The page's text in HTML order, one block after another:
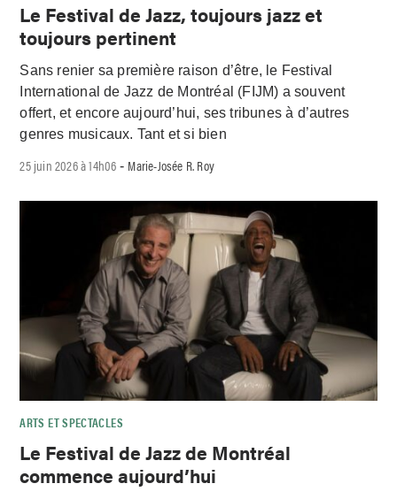
Le Festival de Jazz, toujours jazz et
toujours pertinent
Sans renier sa première raison d’être, le Festival
International de Jazz de Montréal (FIJM) a souvent
offert, et encore aujourd’hui, ses tribunes à d’autres
genres musicaux. Tant et si bien
25 juin 2026 à 14h06 - Marie-Josée R. Roy
ARTS ET SPECTACLES
Le Festival de Jazz de Montréal
commence aujourd’hui